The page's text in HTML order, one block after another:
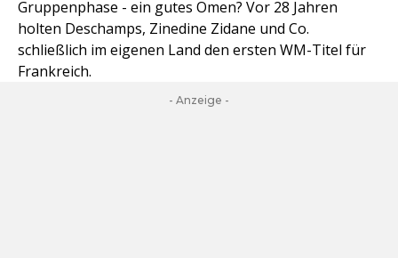
Gruppenphase - ein gutes Omen? Vor 28 Jahren
holten Deschamps, Zinedine Zidane und Co.
schließlich im eigenen Land den ersten WM-Titel für
Frankreich.
- Anzeige -